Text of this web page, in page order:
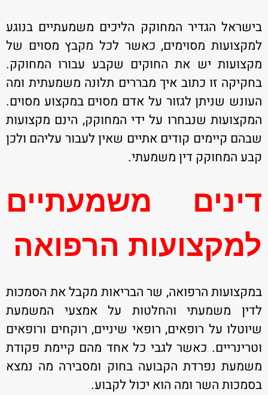
בישראל הגדיר המחוקק הליכים משמעתיים בנוגע
למקצועות מסוימים, כאשר לכל מקבץ מסוים של
מקצועות יש את החוקים שקבע עבורו המחוקק.
בחקיקה זו כתוב איך מבררים תלונה משמעתית ומה
העונש שניתן לגזור על אדם מסוים במקצוע מסוים.
המקצועות שנבחרו על ידי המחוקק, הינם מקצועות
שבהם קיימים קודים אתיים שאין לעבור עליהם ולכן
קבע המחוקק דין משמעתי.
דינים משמעתיים
למקצועות הרפואה
במקצועות הרפואה, שר הבריאות מקבל את הסמכות
לדין משמעתי והחלטות על אמצעי המשמעת
שיוטלו על רופאים, רופאי שיניים, רוקחים ורופאים
וטרינריים. כאשר לגבי כל אחד מהם קיימת פקודת
משמעת נפרדת הקבועה בחוק ומסבירה מה נמצא
בסמכות השר ומה הוא יכול לקבוע.